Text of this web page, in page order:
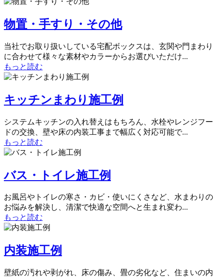
物置・手すり・その他
当社でお取り扱いしている宅配ボックスは、玄関や門まわり
に合わせて様々な素材やカラーからお選びいただけ...
もっと読む
キッチンまわり施工例
システムキッチンの入れ替えはもちろん、水栓やレンジフー
ドの交換、壁や床の内装工事まで幅広く対応可能で...
もっと読む
バス・トイレ施工例
お風呂やトイレの寒さ・カビ・使いにくさなど、水まわりの
お悩みを解決し、清潔で快適な空間へと生まれ変わ...
もっと読む
内装施工例
壁紙の汚れや剥がれ、床の傷み、畳の劣化など、住まいの内